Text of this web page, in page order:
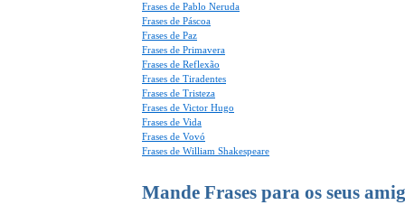
Frases de Pablo Neruda
Frases de Páscoa
Frases de Paz
Frases de Primavera
Frases de Reflexão
Frases de Tiradentes
Frases de Tristeza
Frases de Victor Hugo
Frases de Vida
Frases de Vovó
Frases de William Shakespeare
Mande Frases para os seus